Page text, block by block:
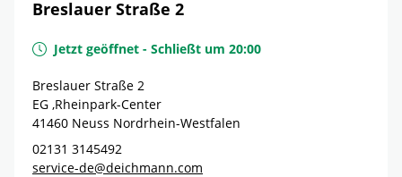
Breslauer Straße 2
Jetzt geöffnet - Schließt um 20:00
Breslauer Straße 2
EG ,Rheinpark-Center
41460 Neuss Nordrhein-Westfalen
02131 3145492
service-de@deichmann.com